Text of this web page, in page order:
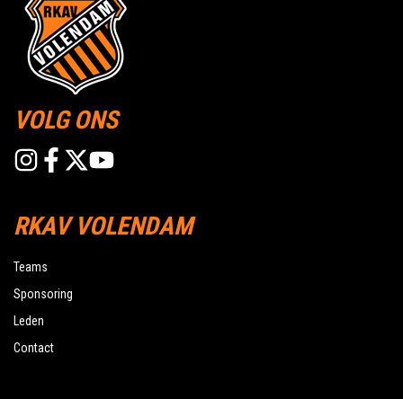
VOLG ONS
RKAV VOLENDAM
Teams
Sponsoring
Leden
Contact